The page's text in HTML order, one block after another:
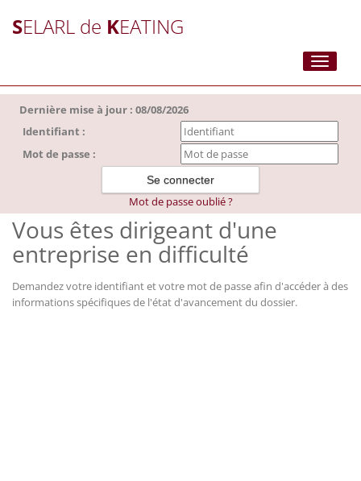
SELARL de KEATING
Toggle
Dernière mise à jour : 08/08/2026
Identifiant :
Mot de passe :
Mot de passe oublié ?
Vous êtes dirigeant d'une
entreprise en difficulté
Demandez votre identifiant et votre mot de passe afin d'accéder à des
informations spécifiques de l'état d'avancement du dossier.